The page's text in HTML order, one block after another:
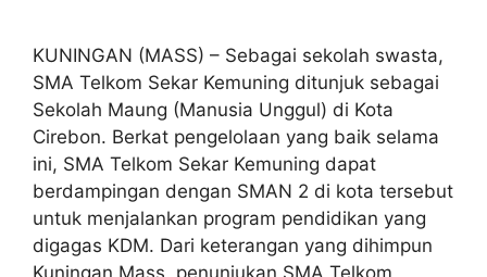
KUNINGAN (MASS) – Sebagai sekolah swasta,
SMA Telkom Sekar Kemuning ditunjuk sebagai
Sekolah Maung (Manusia Unggul) di Kota
Cirebon. Berkat pengelolaan yang baik selama
ini, SMA Telkom Sekar Kemuning dapat
berdampingan dengan SMAN 2 di kota tersebut
untuk menjalankan program pendidikan yang
digagas KDM. Dari keterangan yang dihimpun